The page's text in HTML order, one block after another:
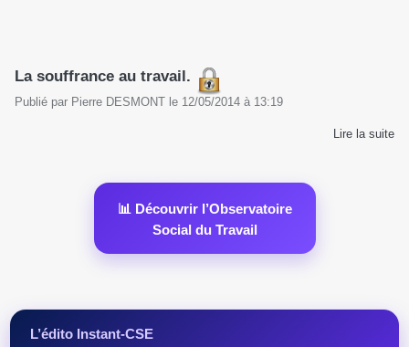
La souffrance au travail.
Publié par Pierre DESMONT le 12/05/2014 à 13:19
Lire la suite
📊 Découvrir l’Observatoire
Social du Travail
L’édito Instant-CSE